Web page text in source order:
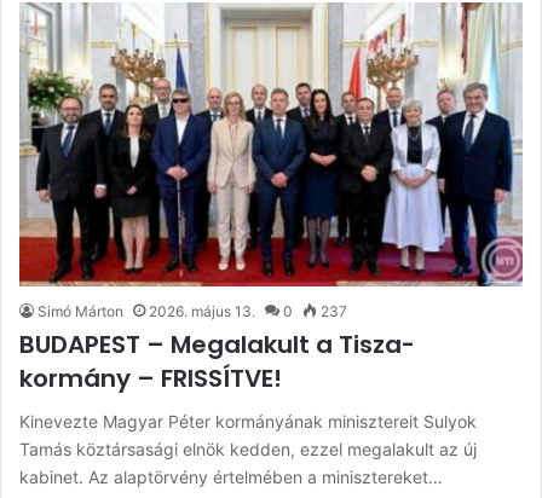
Simó Márton 2026. május 13. 0 237
BUDAPEST – Megalakult a Tisza-
kormány – FRISSÍTVE!
Kinevezte Magyar Péter kormányának minisztereit Sulyok
Tamás köztársasági elnök kedden, ezzel megalakult az új
kabinet. Az alaptörvény értelmében a minisztereket…